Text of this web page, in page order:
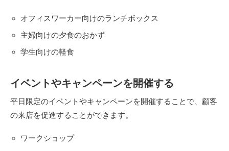
オフィスワーカー向けのランチボックス
主婦向けの夕食のおかず
学生向けの軽食
イベントやキャンペーンを開催する
平日限定のイベントやキャンペーンを開催することで、顧客
の来店を促進することができます。
ワークショップ